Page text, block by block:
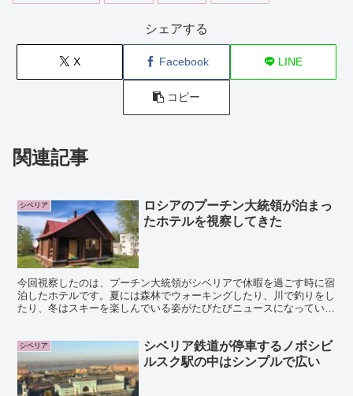
シェアする
X Facebook LINE
コピー
関連記事
シベリア
ロシアのプーチン大統領が泊まっ
たホテルを視察してきた
今回視察したのは、プーチン大統領がシベリアで休暇を過ごす時に宿
泊したホテルです。夏には森林でウォーキングしたり、川で釣りをし
たり、冬はスキーを楽しんでいる姿がたびたびニュースになっていま
シベリア
シベリア鉄道が停車するノボシビ
ルスク駅の中はシンプルで広い